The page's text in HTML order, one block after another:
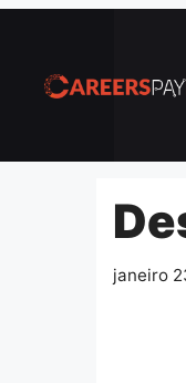
conteúdo
janeiro